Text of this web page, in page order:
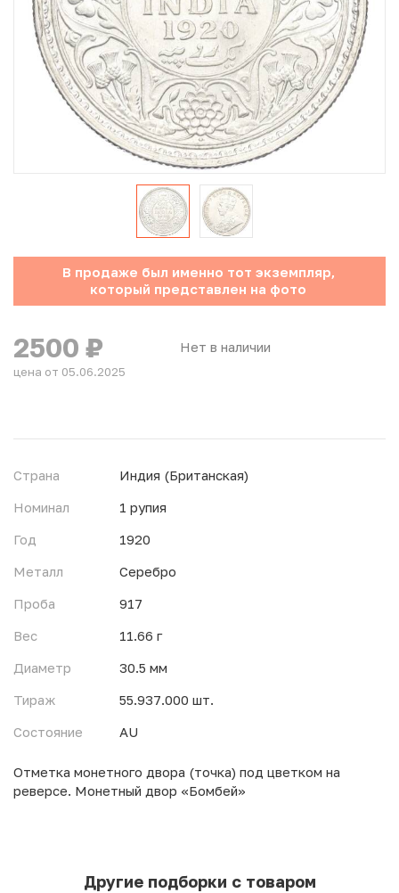
Юбилейные монеты Банка России (с 1999 года)
Памятные и инвестиционные монеты СССР и России
Иностранные монеты
Неофициальные выпуски монет (Unusual)
Античные и средневековые монеты
Инвестиционные монеты
В продаже был именно тот экземпляр,
который представлен на фото
Нет в наличии
2500 ₽
цена от 05.06.2025
Страна
Индия (Британская)
Номинал
1 рупия
Год
1920
Металл
Серебро
Проба
917
Вес
11.66 г
Диаметр
30.5 мм
Тираж
55.937.000 шт.
Состояние
AU
Отметка монетного двора (точка) под цветком на
реверсе. Монетный двор «Бомбей»
Другие подборки с товаром